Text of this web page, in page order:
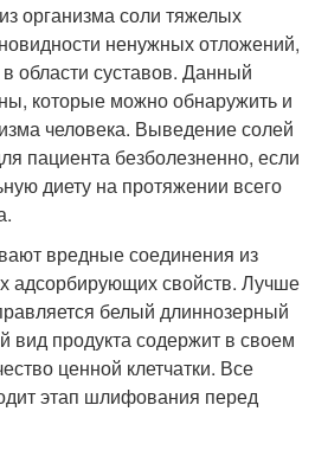
организма соли тяжелых
ненужных отложений,
области суставов. Данный
которые можно обнаружить и
человека. Выведение солей
пациента безболезненно, если
диету на протяжении всего
вредные соединения из
адсорбирующих свойств. Лучше
белый длиннозерный
вид продукта содержит в своем
ценной клетчатки. Все
этап шлифования перед